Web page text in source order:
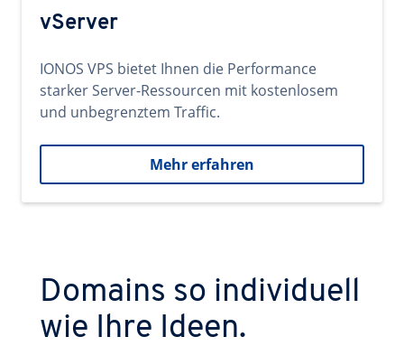
vServer
IONOS VPS bietet Ihnen die Performance
starker Server-Ressourcen mit kostenlosem
und unbegrenztem Traffic.
Mehr erfahren
Domains so individuell
wie Ihre Ideen.